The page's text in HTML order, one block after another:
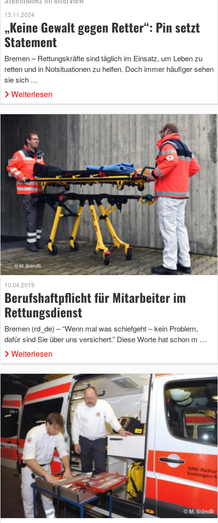
13.11.2024
„Keine Gewalt gegen Retter“: Pin setzt
Statement
Bremen – Rettungskräfte sind täglich im Einsatz, um Leben zu
retten und in Notsituationen zu helfen. Doch immer häufiger sehen
sie sich …
Weiterlesen
10.04.2019
Berufshaftpflicht für Mitarbeiter im
Rettungsdienst
Bremen (rd_de) – “Wenn mal was schiefgeht – kein Problem,
dafür sind Sie über uns versichert.” Diese Worte hat schon m …
Weiterlesen